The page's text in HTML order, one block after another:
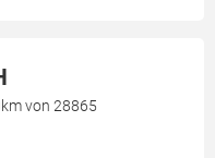
von 28865